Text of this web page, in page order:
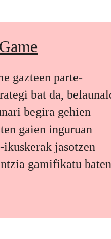
gazteen parte-
bat da,
begira gehien
gaien inguruan
jasotzen
gamifikatu